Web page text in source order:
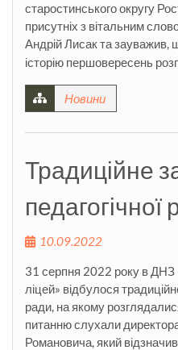
старостинського округу
присутніх з вітальним
Андрій Лисак та зауважив,
історію першовересень
Новини
Традиційне
педагогічної
10.09.2022
31 серпня 2022 року в ДНЗ
ліцей» відбулося
ради, на якому
питанню слухали
Романовича, який